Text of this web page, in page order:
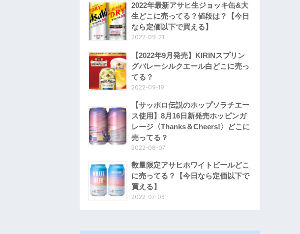
2022年最新アサヒ生ジョッキ缶&大
生どこに売ってる？値段は？【今日
なら定価以下で買える】
2022-09-21
【2022年9月発売】KIRINスプリン
グバレーシルクエール白どこに売っ
てる？
2022-09-19
【サッポロ伝説のホップソラチエー
ス使用】8月16日新発売ホッピンガ
レージ〈Thanks＆Cheers!〉どこに
売ってる？
2022-08-07
数量限定アサヒホワイトビールどこ
に売ってる？【今日なら定価以下で
買える】
2022-07-03